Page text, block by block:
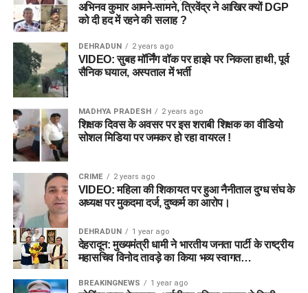
अभिनव कुमार आमने-सामने, त्रिवेंद्र ने आखिर क्यों DGP
को दी हद में रहने की सलाह ?
DEHRADUN 2 years ago
VIDEO: सुबह मॉर्निंग वॉक पर हाइवे पर निकला हाथी, पूर्व
सैनिक घयाल, अस्पताल में भर्ती
MADHYA PRADESH 2 years ago
शिक्षक दिवस के अवसर पर इस शराबी शिक्षक का वीडियो
सोशल मिडिया पर जमकर हो रहा वायरल !
CRIME 2 years ago
VIDEO: महिला की शिकायत पर हुआ नैनीताल दुग्ध संघ के
अध्यक्ष पर मुकदमा दर्ज, दुष्कर्म का आरोप।
DEHRADUN 1 year ago
देहरादून: मुख्यमंत्री धामी ने भारतीय जनता पार्टी के राष्ट्रीय
महासचिव विनोद तावड़े का किया भव्य स्वागत…
BREAKINGNEWS 1 year ago